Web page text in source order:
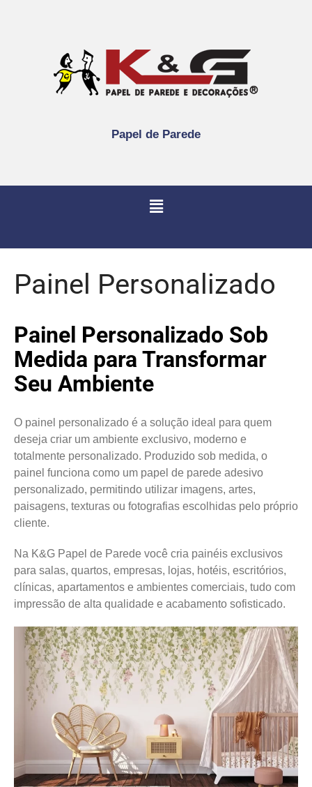
Papel de Parede
Painel Personalizado
Painel Personalizado Sob
Medida para Transformar
Seu Ambiente
O painel personalizado é a solução ideal para quem
deseja criar um ambiente exclusivo, moderno e
totalmente personalizado. Produzido sob medida, o
painel funciona como um papel de parede adesivo
personalizado, permitindo utilizar imagens, artes,
paisagens, texturas ou fotografias escolhidas pelo próprio
cliente.
Na K&G Papel de Parede você cria painéis exclusivos
para salas, quartos, empresas, lojas, hotéis, escritórios,
clínicas, apartamentos e ambientes comerciais, tudo com
impressão de alta qualidade e acabamento sofisticado.